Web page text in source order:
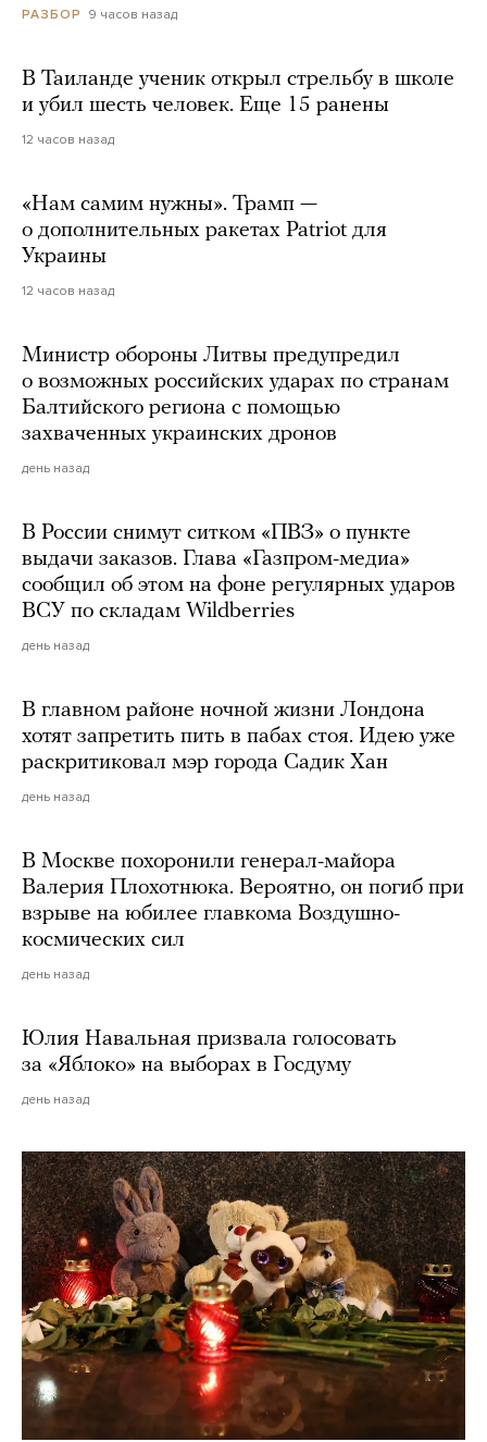
РАЗБОР 9 часов назад
В Таиланде ученик открыл стрельбу в школе
и убил шесть человек. Еще 15 ранены
12 часов назад
«Нам самим нужны». Трамп —
о дополнительных ракетах Patriot для
Украины
12 часов назад
Министр обороны Литвы предупредил
о возможных российских ударах по странам
Балтийского региона с помощью
захваченных украинских дронов
день назад
В России снимут ситком «ПВЗ» о пункте
выдачи заказов. Глава «Газпром-медиа»
сообщил об этом на фоне регулярных ударов
ВСУ по складам Wildberries
день назад
В главном районе ночной жизни Лондона
хотят запретить пить в пабах стоя. Идею уже
раскритиковал мэр города Садик Хан
день назад
В Москве похоронили генерал-майора
Валерия Плохотнюка. Вероятно, он погиб при
взрыве на юбилее главкома Воздушно-
космических сил
день назад
Юлия Навальная призвала голосовать
за «Яблоко» на выборах в Госдуму
день назад